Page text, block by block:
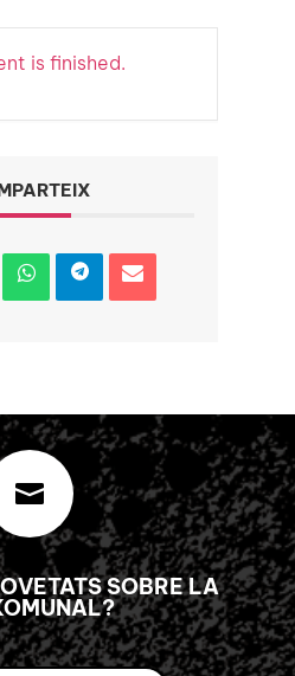
is finished.

SOBRE LA